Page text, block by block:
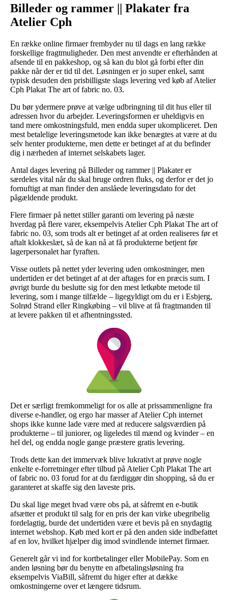
Billeder og rammer || Plakater fra
Atelier Cph
En række online firmaer frembyder nu til dags en lang række
forskellige fragtmuligheder. Den mest anvendte er efterhånden at
afsende til en pakkeshop, og så kan du blot gå forbi efter din
pakke når der er tid til det. Løsningen er jo super enkel, samt
typisk desuden den prisbilligste slags levering ved køb af Atelier
Cph Plakat The art of fabric no. 03.
Du bør ydermere prøve at vælge udbringning til dit hus eller til
adressen hvor du arbejder. Leveringsformen er uheldigvis en
tand mere omkostningsfuld, men endda super ukompliceret. Den
mest betalelige leveringsmetode kan ikke benægtes at være at du
selv henter produkterne, men dette er betinget af at du befinder
dig i nærheden af internet selskabets lager.
Antal dages levering på Billeder og rammer || Plakater er
særdeles vital når du skal bruge ordren fluks, og derfor er det jo
fornuftigt at man finder den anslåede leveringsdato for det
pågældende produkt.
Flere firmaer på nettet stiller garanti om levering på næste
hverdag på flere varer, eksempelvis Atelier Cph Plakat The art of
fabric no. 03, som trods alt er betinget af at orden realiseres før et
aftalt klokkeslæt, så de kan nå at få produkterne betjent før
lagerpersonalet har fyraften.
Visse outlets på nettet yder levering uden omkostninger, men
undertiden er det betinget af at der aftages for en præcis sum. I
øvrigt burde du beslutte sig for den mest letkøbte metode til
levering, som i mange tilfælde – ligegyldigt om du er i Esbjerg,
Solrød Strand eller Ringkøbing – vil blive at få fragtmanden til
at levere pakken til et afhentningssted.
Det er særligt fremkommeligt for os alle at prissammenligne fra
diverse e-handler, og ergo har masser af Atelier Cph internet
shops ikke kunne lade være med at reducere salgsværdien på
produkterne – til juniorer, og ligeledes til mænd og kvinder – en
hel del, og endda nogle gange præstere gratis levering.
Trods dette kan det immervæk blive lukrativt at prøve nogle
enkelte e-forretninger efter tilbud på Atelier Cph Plakat The art
of fabric no. 03 forud for at du færdiggør din shopping, så du er
garanteret at skaffe sig den laveste pris.
Du skal lige meget hvad være obs på, at såfremt en e-butik
afsætter et produkt til salg for en pris der kan virke ubegribelig
fordelagtig, burde det undertiden være et bevis på en snydagtig
internet webshop. Køb med kort er på den anden side indbefattet
af en lov, hvilket hjælper dig imod svindlende internet firmaer.
Generelt går vi ind for kortbetalinger eller MobilePay. Som en
anden løsning bør du benytte en afbetalingsløsning fra
eksempelvis ViaBill, såfremt du higer efter at dække
omkostningerne over et længere tidsrum.